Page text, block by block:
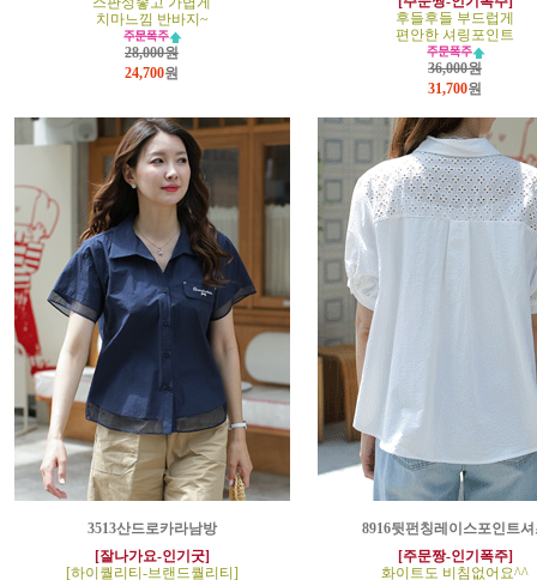
치마느낌 반바지~
28,000원
24,700원
후들후들 부드럽게
편안한 셔링포인트
36,000원
31,700원
3513산드로카라남방
[잘나가요-인기굿]
[하이퀄리티-브랜드퀄리티]
8916뒷펀칭레이스포인트셔
[주문짱-인기폭주]
화이트도 비침없어요^^